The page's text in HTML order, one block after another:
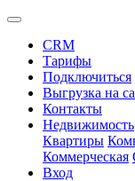
CRM
Тарифы
Подключиться
Выгрузка на
Контакты
Недвижимость
Квартиры
Коммерческая
Вход